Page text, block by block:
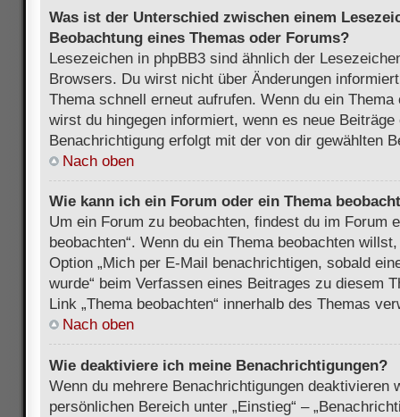
Was ist der Unterschied zwischen einem
Beobachtung eines Themas oder Forums?
Lesezeichen in phpBB3 sind ähnlich der
Browsers. Du wirst nicht über Änderungen
Thema schnell erneut aufrufen. Wenn du ein
wirst du hingegen informiert, wenn es neue
Benachrichtigung erfolgt mit der von dir gewählten
Nach oben
Wie kann ich ein Forum oder ein Thema
Um ein Forum zu beobachten, findest du im Forum
beobachten“. Wenn du ein Thema beobachten
Option „Mich per E-Mail benachrichtigen, sobald
wurde“ beim Verfassen eines Beitrages zu diesem
Link „Thema beobachten“ innerhalb des Themas
Nach oben
Wie deaktiviere ich meine Benachrichtigungen?
Wenn du mehrere Benachrichtigungen deaktivieren
persönlichen Bereich unter „Einstieg“ –